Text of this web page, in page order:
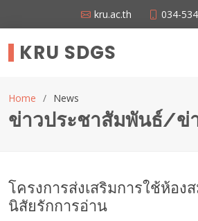
kru.ac.th 034-
KRU SDGS
Home News
ข่าวประชาสัมพันธ์/ข่
โครงการส่งเสริมการใช้ห้อง
นิสัยรักการอ่าน